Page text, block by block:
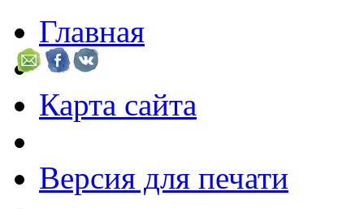
Главная
Карта сайта
Версия для печати